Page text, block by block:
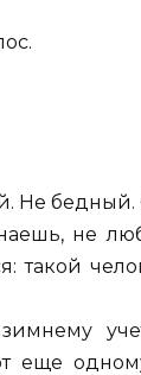
Не бедный.
не
такой
еще